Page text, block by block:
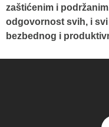
zaštićenim i
odgovornost svih, i
bezbednog i